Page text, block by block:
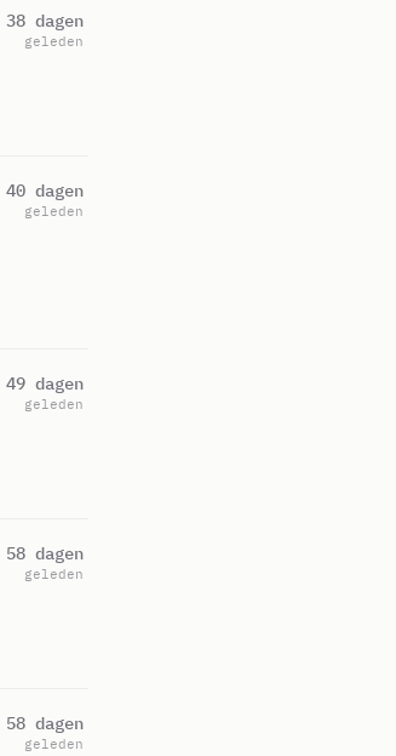
38 dagen
geleden
40 dagen
geleden
49 dagen
geleden
58 dagen
geleden
58 dagen
geleden